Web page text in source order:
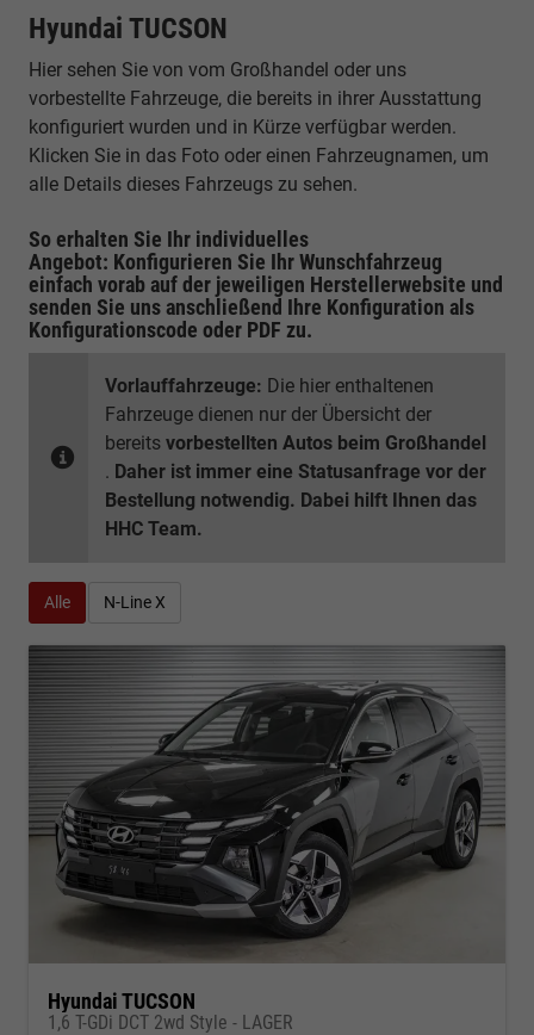
Hyundai TUCSON
Hier sehen Sie von vom Großhandel oder uns
vorbestellte Fahrzeuge, die bereits in ihrer Ausstattung
konfiguriert wurden und in Kürze verfügbar werden.
Klicken Sie in das Foto oder einen Fahrzeugnamen, um
alle Details dieses Fahrzeugs zu sehen.
So erhalten Sie Ihr individuelles
Angebot: Konfigurieren Sie Ihr Wunschfahrzeug
einfach vorab auf der jeweiligen Herstellerwebsite und
senden Sie uns anschließend Ihre Konfiguration als
Konfigurationscode oder PDF zu.
Vorlauffahrzeuge: Die hier enthaltenen
Fahrzeuge dienen nur der Übersicht der
bereits vorbestellten Autos beim Großhandel
. Daher ist immer eine Statusanfrage vor der
Bestellung notwendig. Dabei hilft Ihnen das
HHC Team.
Alle N-Line X
Hyundai TUCSON
1,6 T-GDi DCT 2wd Style - LAGER